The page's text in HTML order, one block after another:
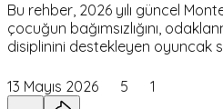
Bu rehber, 2026 yılı güncel
çocuğun bağımsızlığını,
disiplinini destekleyen oyuncak
13 Mayıs 2026 5 1